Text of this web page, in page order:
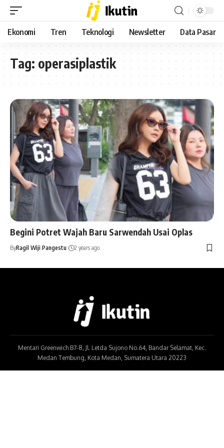
Ekonomi Tren Teknologi Newsletter Data Pasar
Tag: operasiplastik
Begini Potret Wajah Baru Sarwendah Usai Oplas
ByRagil Wiji Pangestu 2 years ago
Mentari Greenwich B7-8, Jl. Letda Sujono No.64, Bandar Selamat, Kec.
Medan Tembung, Kota Medan, Sumatera Utara 20223